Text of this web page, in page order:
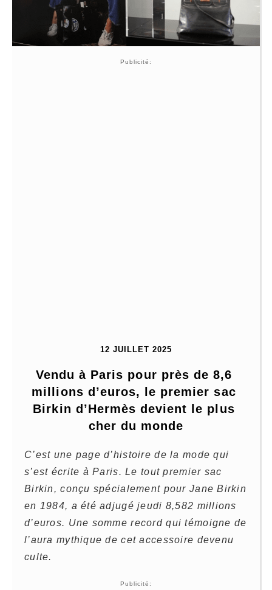
Publicité:
12 JUILLET 2025
Vendu à Paris pour près de 8,6
millions d’euros, le premier sac
Birkin d’Hermès devient le plus
cher du monde
C’est une page d’histoire de la mode qui
s’est écrite à Paris. Le tout premier sac
Birkin, conçu spécialement pour Jane Birkin
en 1984, a été adjugé jeudi 8,582 millions
d’euros. Une somme record qui témoigne de
l’aura mythique de cet accessoire devenu
culte.
Publicité: